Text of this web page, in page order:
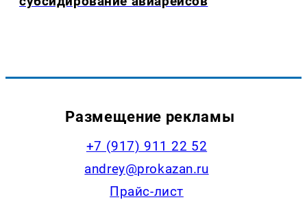
Размещение рекламы
+7 (917) 911 22 52
andrey@prokazan.ru
Прайс-лист